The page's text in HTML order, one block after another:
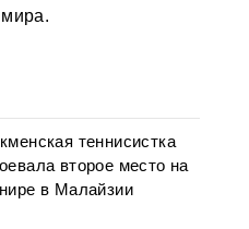
теннисистка
второе место на
в Малайзии